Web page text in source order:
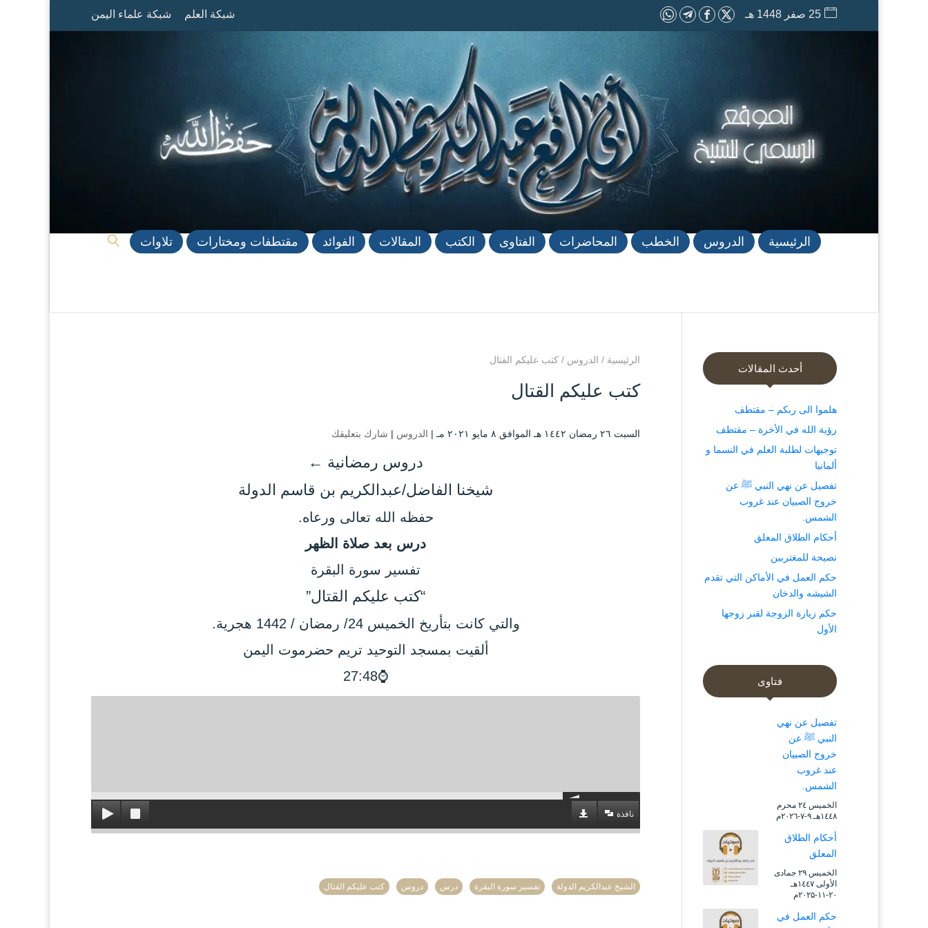
25 صفر 1448 هـ شبكة العلم شبكة علماء اليمن
الرئيسية الدروس الخطب المحاضرات الفتاوى الكتب المقالات الفوائد مقتطفات ومختارات تلاوات
الرئيسية / الدروس / كتب عليكم القتال
كتب عليكم القتال
السبت ۲٦ رمضان ۱٤٤۲ هـ الموافق ۸ مايو ۲۰۲۱ مـ | الدروس | شارك بتعليقك
دروس رمضانية ←
شيخنا الفاضل/عبدالكريم بن قاسم الدولة
حفظه الله تعالى ورعاه.
درس بعد صلاة الظهر
تفسير سورة البقرة
“كتب عليكم القتال”
والتي كانت بتأريخ الخميس 24/ رمضان / 1442 هجرية.
ألقيت بمسجد التوحيد تريم حضرموت اليمن
⌚27:48
نافذة
الشيخ عبدالكريم الدولة تفسير سورة البقرة درس دروس كتب عليكم القتال
أحدث المقالات
هلموا الى ربكم – مقتطف
رؤية الله في الأخرة – مقتطف
توجيهات لطلبة العلم في النسما و
ألمانيا
تفصيل عن نهي النبي ﷺ عن
خروج الصبيان عند غروب
الشمس.
أحكام الطلاق المعلق
نصيحة للمغتربين
حكم العمل في الأماكن التي تقدم
الشيشه والدخان
حكم زيارة الزوجة لقبر زوجها
الأول
فتاوى
تفصيل عن نهي
النبي ﷺ عن
خروج الصبيان
عند غروب
الشمس.
الخميس ۲٤ محرم
۱٤٤۸هـ ۹-۷-۲۰۲٦م
أحكام الطلاق
المعلق
الخميس ۲۹ جمادى
الأولى ۱٤٤۷هـ
۲۰-۱۱-۲۰۲۵م
حكم العمل في